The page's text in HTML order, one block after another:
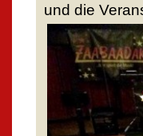
und die